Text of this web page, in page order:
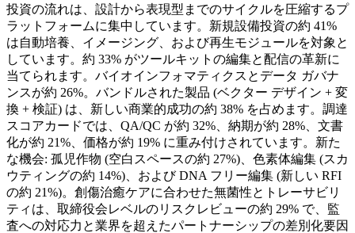
投資の流れは、設計から表現型までのサイクルを圧縮するプ
ラットフォームに集中しています。新規設備投資の約 41%
は自動培養、イメージング、および再生モジュールを対象と
しています。約 33% がツールキットの編集と配信の革新に
当てられます。バイオインフォマティクスとデータ ガバナ
ンスが約 26%。バンドルされた製品 (ベクター デザイン + 変
換 + 検証) は、新しい商業的成功の約 38% を占めます。調達
スコアカードでは、QA/QC が約 32%、納期が約 28%、文書
化が約 21%、価格が約 19% に重み付けされています。新た
な機会: 孤児作物 (空白スペースの約 27%)、色素体編集 (スカ
ウティングの約 14%)、および DNA フリー編集 (新しい RFI
の約 21%)。創傷治癒ケアに合わせた無菌性とトレーサビリ
ティは、取締役会レベルのリスクレビューの約 29% で、監
査への対応力と業界を超えたパートナーシップの差別化要因